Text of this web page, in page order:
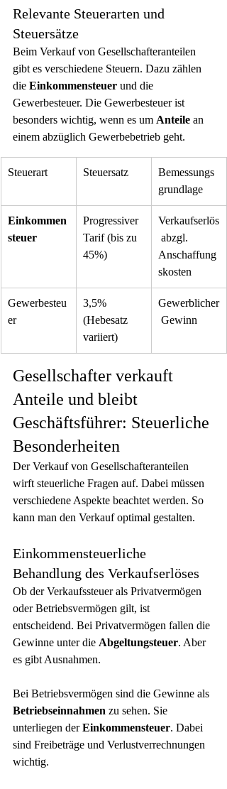
Relevante Steuerarten und
Steuersätze
Beim Verkauf von Gesellschafteranteilen
gibt es verschiedene Steuern. Dazu zählen
die Einkommensteuer und die
Gewerbesteuer. Die Gewerbesteuer ist
besonders wichtig, wenn es um Anteile an
einem abzüglich Gewerbebetrieb geht.
Steuerart Steuersatz
Bemessungs
grundlage
Einkommen
steuer
Progressiver
Tarif (bis zu
45%)
Verkaufserlös
abzgl.
Anschaffung
skosten
Gewerbesteu
er
3,5%
(Hebesatz
variiert)
Gewerblicher
Gewinn
Gesellschafter verkauft
Anteile und bleibt
Geschäftsführer: Steuerliche
Besonderheiten
Der Verkauf von Gesellschafteranteilen
wirft steuerliche Fragen auf. Dabei müssen
verschiedene Aspekte beachtet werden. So
kann man den Verkauf optimal gestalten.
Einkommensteuerliche
Behandlung des Verkaufserlöses
Ob der Verkaufssteuer als Privatvermögen
oder Betriebsvermögen gilt, ist
entscheidend. Bei Privatvermögen fallen die
Gewinne unter die Abgeltungsteuer. Aber
es gibt Ausnahmen.
Bei Betriebsvermögen sind die Gewinne als
Betriebseinnahmen zu sehen. Sie
unterliegen der Einkommensteuer. Dabei
sind Freibeträge und Verlustverrechnungen
wichtig.